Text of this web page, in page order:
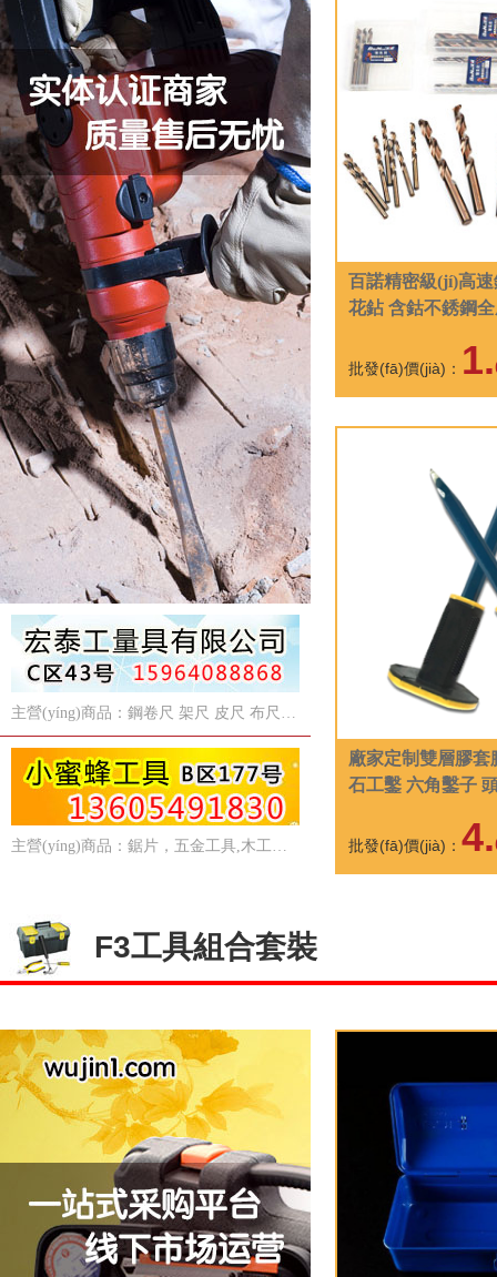
主營(yíng)商品：鋼卷尺 架尺 皮尺 布尺 水平尺 金剛石切割片
主營(yíng)商品：鋸片，五金工具,木工工具磨砂拋光工具
百諾精密級(jí)高
花鉆 含鈷不銹鋼
批發(fā)價(jià)： 1.
廠家定制雙層膠套
石工鑿 六角鑿子
批發(fā)價(jià)： 4.
F3工具組合套裝